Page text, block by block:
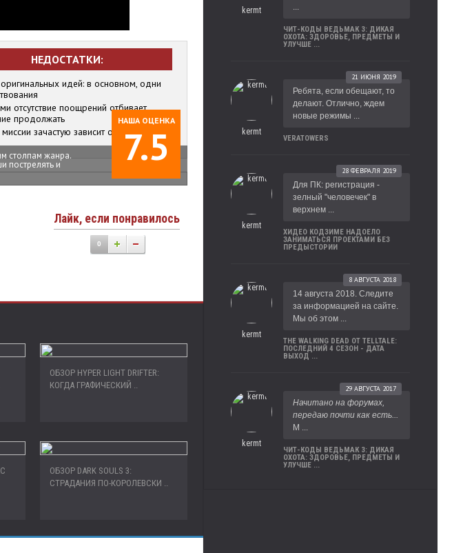
НЕДОСТАТКИ:
идей: в основном, одни
отсутствие поощрений отбивает
продолжать
миссии зачастую зависит от рандома
столпам жанра.
пострелять и
НАША ОЦЕНКА
7.5
Лайк, если понравилось
0
ОБЗОР HYPER LIGHT DRIFTER:
КОГДА ГРАФИЧЕСКИЙ ..
ОБЗОР DARK SOULS 3:
СТРАДАНИЯ ПО-КОРОЛЕВСКИ ..
kermt
...
ЧИТ-КОДЫ ВЕДЬМАК 3: ДИКАЯ
ОХОТА: ЗДОРОВЬЕ, ПРЕДМЕТЫ И
УЛУЧШЕ ...
kermt
21 ИЮНЯ 2019
Ребята, если обещают, то
делают. Отлично, ждем
новые режимы ...
VERATOWERS
kermt
28 ФЕВРАЛЯ 2019
Для ПК: регистрация -
зелный "человечек" в
верхнем ...
ХИДЕО КОДЗИМЕ НАДОЕЛО
ЗАНИМАТЬСЯ ПРОЕКТАМИ БЕЗ
ПРЕДЫСТОРИИ
kermt
8 АВГУСТА 2018
14 августа 2018. Следите
за информацией на сайте.
Мы об этом ...
THE WALKING DEAD ОТ TELLTALE:
ПОСЛЕДНИЙ 4 СЕЗОН - ДАТА
ВЫХОД ...
kermt
29 АВГУСТА 2017
Начитано на форумах,
передаю почти как есть...
М ...
ЧИТ-КОДЫ ВЕДЬМАК 3: ДИКАЯ
ОХОТА: ЗДОРОВЬЕ, ПРЕДМЕТЫ И
УЛУЧШЕ ...